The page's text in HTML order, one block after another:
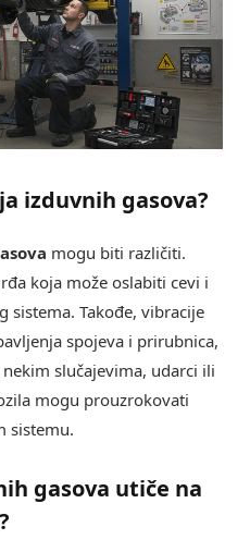
izduvnih gasova?
mogu biti različiti.
koja može oslabiti cevi i
sistema. Takođe, vibracije
spojeva i prirubnica,
slučajevima, udarci ili
mogu prouzrokovati
sistemu.
gasova utiče na